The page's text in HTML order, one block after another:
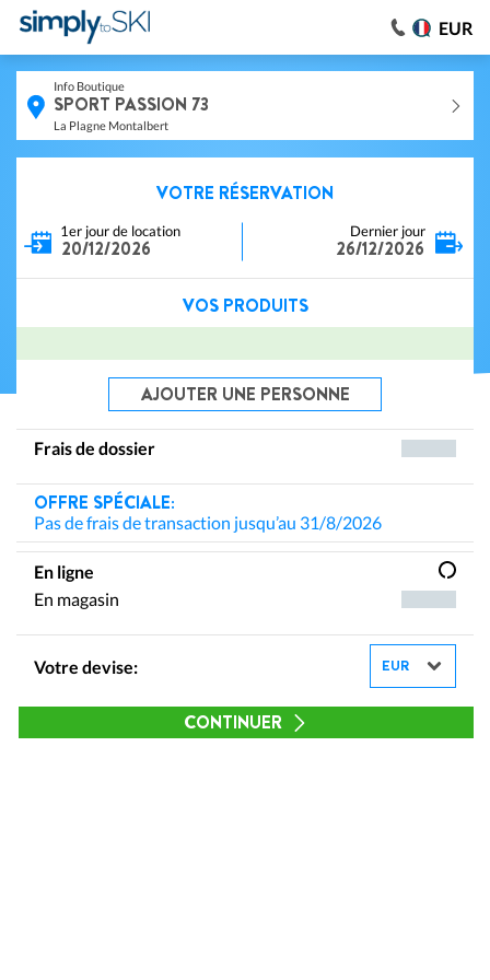
EUR
Info Boutique
SPORT PASSION 73
La Plagne Montalbert
VOTRE RÉSERVATION
20/12/2026
1er jour de location
26/12/2026
Dernier jour
VOS PRODUITS
AJOUTER UNE PERSONNE
Frais de dossier
OFFRE SPÉCIALE:
Pas de frais de transaction jusqu’au 31/8/2026
En ligne
En magasin
Votre devise:
CONTINUER